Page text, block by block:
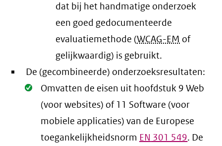
dat bij het handmatige onderzoek
een goed gedocumenteerde
evaluatiemethode (WCAG-EM of
gelijkwaardig) is gebruikt.
De (gecombineerde) onderzoeksresultaten:
Oké.
Omvatten de eisen uit hoofdstuk 9 Web
(voor websites) of 11 Software (voor
mobiele applicaties) van de Europese
toegankelijkheidsnorm EN 301 549. De